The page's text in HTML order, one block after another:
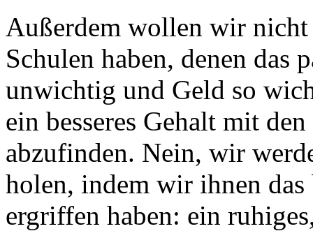
Außerdem wollen wir nicht
Schulen haben, denen das
unwichtig und Geld so
ein besseres Gehalt mit
abzufinden. Nein, wir
holen, indem wir ihnen
ergriffen haben: ein